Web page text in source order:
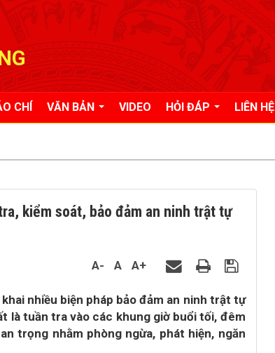
CHÍ VĂN BẢN VIDEO HỎI ĐÁP LIÊN HỆ
kiểm soát, bảo đảm an ninh trật tự
A- A A+
nhiều biện pháp bảo đảm an ninh trật tự
là tuần tra vào các khung giờ buổi tối, đêm
trọng nhằm phòng ngừa, phát hiện, ngăn